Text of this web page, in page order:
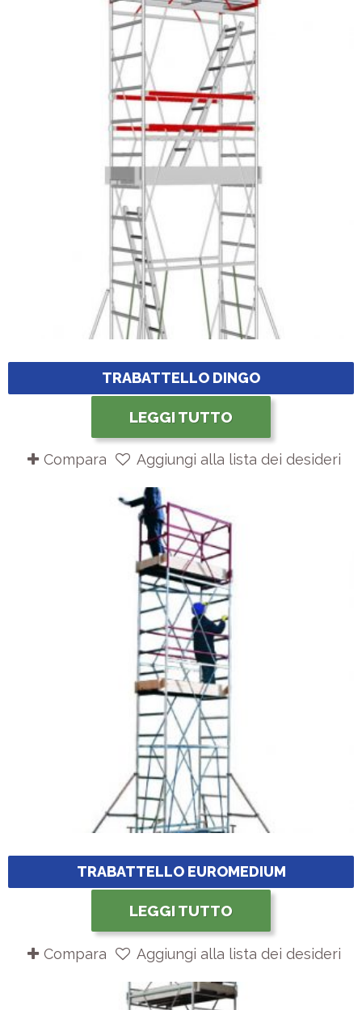
TRABATTELLO DINGO
LEGGI TUTTO
Compara Aggiungi alla lista dei desideri
TRABATTELLO EUROMEDIUM
LEGGI TUTTO
Compara Aggiungi alla lista dei desideri